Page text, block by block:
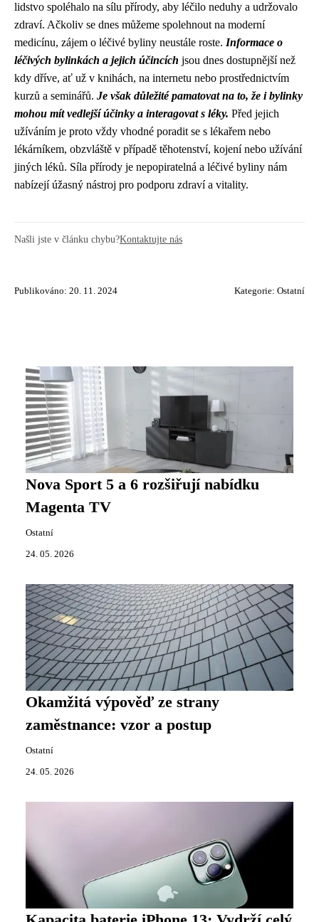
lidstvo spoléhalo na sílu přírody, aby léčilo neduhy a udržovalo
zdraví. Ačkoliv se dnes můžeme spolehnout na moderní
medicínu, zájem o léčivé byliny neustále roste. Informace o
léčivých bylinkách a jejich účincích jsou dnes dostupnější než
kdy dříve, ať už v knihách, na internetu nebo prostřednictvím
kurzů a seminářů. Je však důležité pamatovat na to, že i bylinky
mohou mít vedlejší účinky a interagovat s léky. Před jejich
užíváním je proto vždy vhodné poradit se s lékařem nebo
lékárníkem, obzvláště v případě těhotenství, kojení nebo užívání
jiných léků. Síla přírody je nepopiratelná a léčivé byliny nám
nabízejí úžasný nástroj pro podporu zdraví a vitality.
Našli jste v článku chybu?Kontaktujte nás
Publikováno: 20. 11. 2024 Kategorie: Ostatní
Nova Sport 5 a 6 rozšiřují nabídku
Magenta TV
Ostatní
24. 05. 2026
Okamžitá výpověď ze strany
zaměstnance: vzor a postup
Ostatní
24. 05. 2026